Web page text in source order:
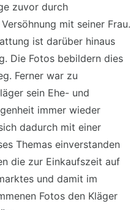
zuvor durch
mit seiner Frau.
ist darüber hinaus
Die Fotos bebildern dies
Ferner war zu
sein Ehe- und
immer wieder
dadurch mit einer
Themas einverstanden
die zur Einkaufszeit auf
und damit im
Fotos den Kläger